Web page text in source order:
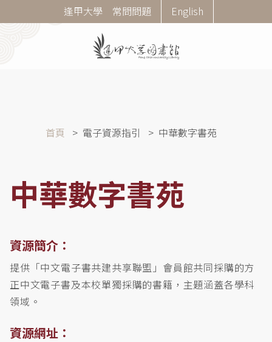
至
Corner
Menu
逢甲大學 常問問題 English
首頁 電子資源指引 中華數字書苑
中華數字書苑
資源簡介：
提供「中文電子書共建共享聯盟」會員館共同採購的方
正中文電子書及本校單獨採購的書籍，主題涵蓋各學科
領域。
資源網址：